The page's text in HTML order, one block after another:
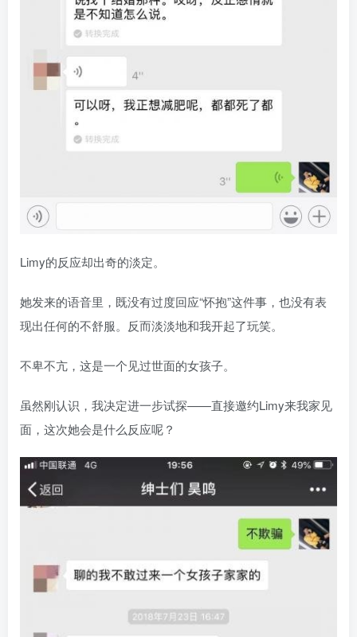
Limy的反应却出奇的淡定。
她发来的语音里，既没有过度回应“怀抱”这件事，也没有表
现出任何的不舒服。反而淡淡地和我开起了玩笑。
不卑不亢，这是一个见过世面的女孩子。
虽然刚认识，我决定进一步试探——直接邀约Limy来我家见
面，这次她会是什么反应呢？